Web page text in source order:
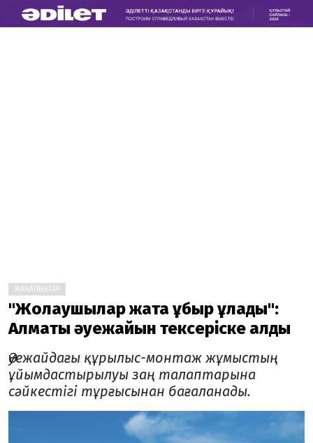
ЖАҢАЛЫҚТАР
"Жолаушылар жақта құбыр құлады":
Алматы әуежайын тексеріске алды
Әуежайдағы құрылыс-монтаж жұмыстың
ұйымдастырылуы заң талаптарына
сәйкестігі тұрғысынан бағаланады.